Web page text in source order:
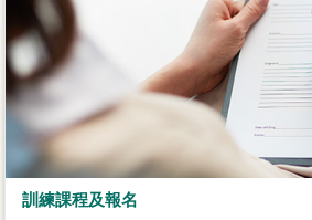
訓練課程及報名